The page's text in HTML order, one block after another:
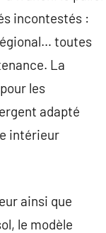
incontestés :
toutes
La
les
adapté
intérieur
ainsi que
le modèle